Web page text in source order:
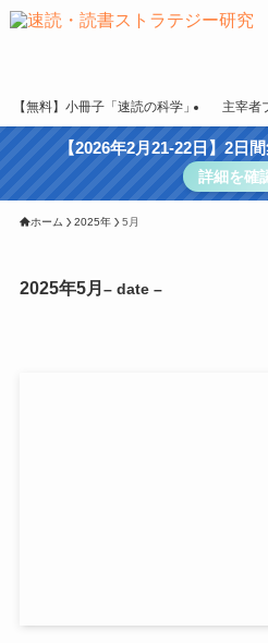
【無料】小冊子「速読の科学」 主宰者
【2026年2月21-22日】2日
詳細を確
ホーム 2025年 5月
2025年5月 – date –